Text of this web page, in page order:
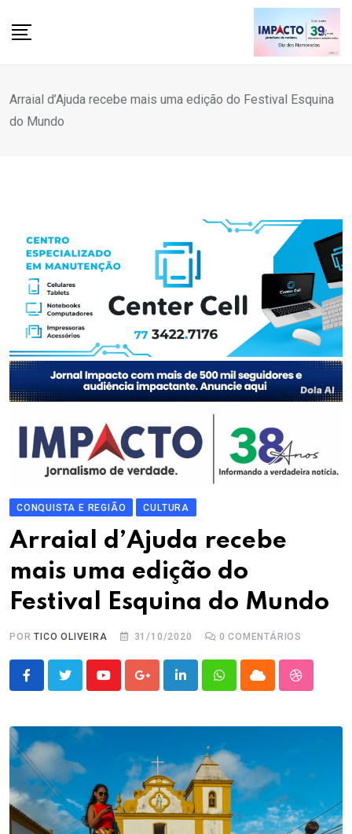
Arraial d’Ajuda recebe mais uma edição do Festival Esquina
do Mundo
CONQUISTA E REGIÃO CULTURA
Arraial d’Ajuda recebe
mais uma edição do
Festival Esquina do Mundo
PORTICO OLIVEIRA 31/10/2020 0 COMENTÁRIOS
YoutubeGoogle+LinkedInWhatsappCloud